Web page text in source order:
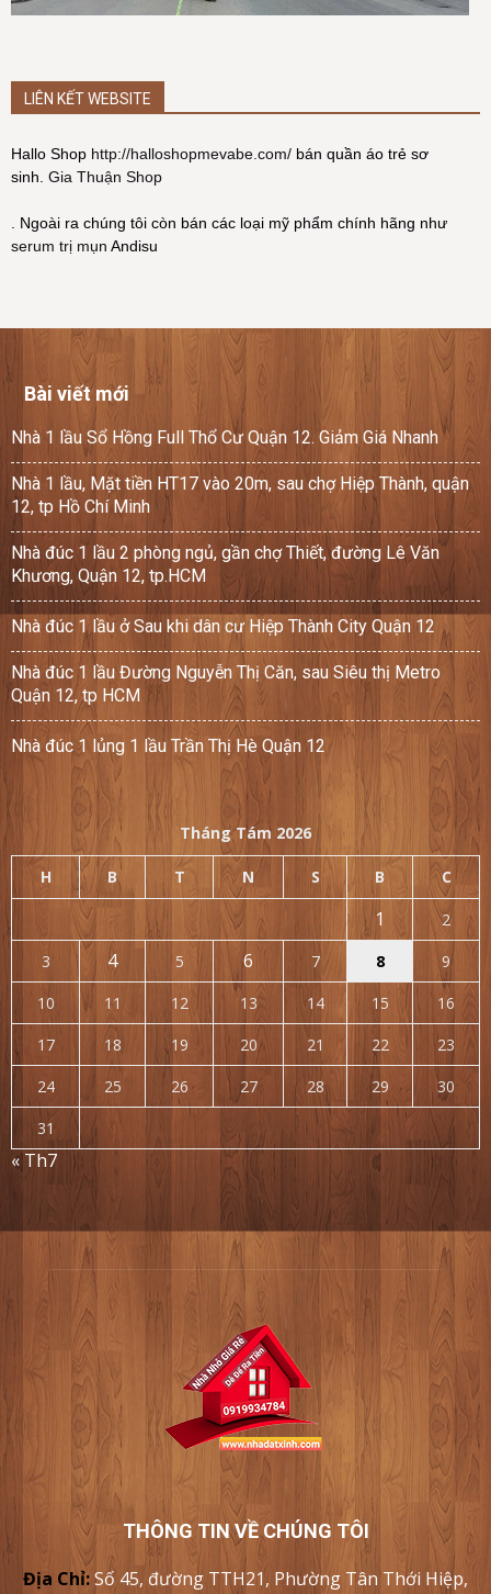
LIÊN KẾT WEBSITE
Hallo Shop http://halloshopmevabe.com/ bán quần áo trẻ sơ
sinh. Gia Thuận Shop
. Ngoài ra chúng tôi còn bán các loại mỹ phẩm chính hãng như
serum trị mụn Andisu
Bài viết mới
Nhà 1 lầu Sổ Hồng Full Thổ Cư Quận 12. Giảm Giá Nhanh
Nhà 1 lầu, Mặt tiền HT17 vào 20m, sau chợ Hiệp Thành, quận
12, tp Hồ Chí Minh
Nhà đúc 1 lầu 2 phòng ngủ, gần chợ Thiết, đường Lê Văn
Khương, Quận 12, tp.HCM
Nhà đúc 1 lầu ở Sau khi dân cư Hiệp Thành City Quận 12
Nhà đúc 1 lầu Đường Nguyễn Thị Căn, sau Siêu thị Metro
Quận 12, tp HCM
Nhà đúc 1 lủng 1 lầu Trần Thị Hè Quận 12
Tháng Tám 2026
H B T N S B C
1
2
3
4 5 6 7 8
9
10
11 12 13 14 15
16
17
18 19 20 21 22
23
24
25 26 27 28 29
30
31
« Th7
THÔNG TIN VỀ CHÚNG TÔI
Địa Chỉ:Số 45, đường TTH21, Phường Tân Thới Hiệp,